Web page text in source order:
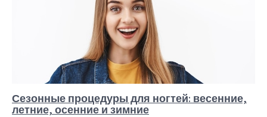
Сезонные процедуры для ногтей: весенние,
летние, осенние и зимние